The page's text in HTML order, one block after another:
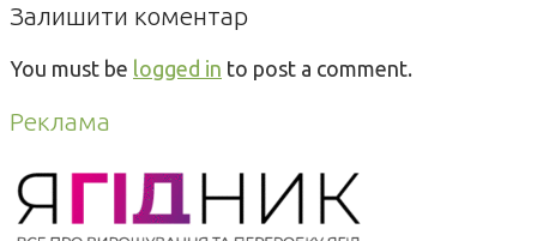
Залишити коментар
You must be logged in to post a comment.
Реклама